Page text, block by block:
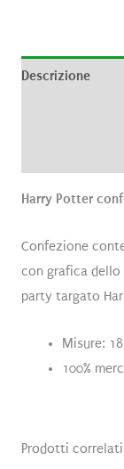
Descrizione
Harry Potter
Confezione
con grafica dello
party targato
Misure:
100%
Prodotti correlati